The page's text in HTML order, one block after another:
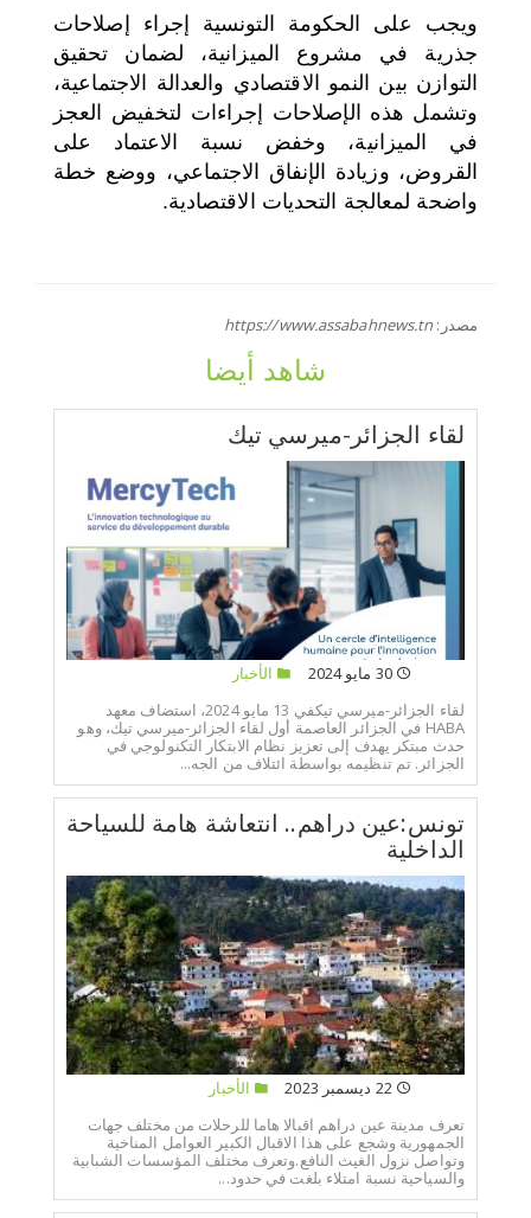
ويجب على الحكومة التونسية إجراء إصلاحات
جذرية في مشروع الميزانية، لضمان تحقيق
التوازن بين النمو الاقتصادي والعدالة الاجتماعية،
وتشمل هذه الإصلاحات إجراءات لتخفيض العجز
في الميزانية، وخفض نسبة الاعتماد على
القروض، وزيادة الإنفاق الاجتماعي، ووضع خطة
واضحة لمعالجة التحديات الاقتصادية.
مصدر: https://www.assabahnews.tn
شاهد أيضا
لقاء الجزائر-ميرسي تيك
30 مايو 2024
الأخبار
لقاء الجزائر-ميرسي تيكفي 13 مايو 2024، استضاف معهد
HABA في الجزائر العاصمة أول لقاء الجزائر-ميرسي تيك، وهو
حدث مبتكر يهدف إلى تعزيز نظام الابتكار التكنولوجي في
الجزائر. تم تنظيمه بواسطة ائتلاف من الجه...
تونس:عين دراهم.. انتعاشة هامة للسياحة
الداخلية
22 ديسمبر 2023
الأخبار
تعرف مدينة عين دراهم اقبالا هاما للرحلات من مختلف جهات
الجمهورية وشجع على هذا الاقبال الكبير العوامل المناخية
وتواصل نزول الغيث النافع.وتعرف مختلف المؤسسات الشبابية
والسياحية نسبة امتلاء بلغت في حدود...